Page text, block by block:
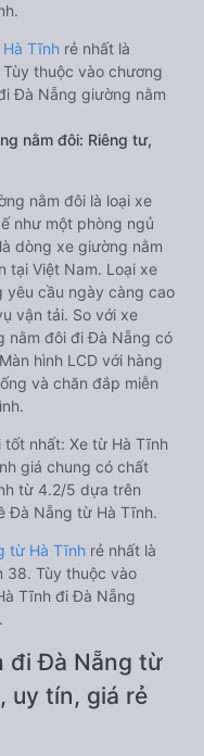
Tĩnh rẻ nhất là
thuộc vào chương
Đà Nẵng giường nằm
nằm đôi: Riêng tư,
nằm đôi là loại xe
như một phòng ngủ
dòng xe giường nằm
tại Việt Nam. Loại xe
yêu cầu ngày càng cao
vận tải. So với xe
nằm đôi đi Đà Nẵng có
hình LCD với hàng
và chăn đắp miễn
nhất: Xe từ Hà Tĩnh
giá chung có chất
từ 4.2/5 dựa trên
Đà Nẵng từ Hà Tĩnh.
từ Hà Tĩnh rẻ nhất là
38. Tùy thuộc vào
Tĩnh đi Đà Nẵng
đi Đà Nẵng từ
uy tín, giá rẻ